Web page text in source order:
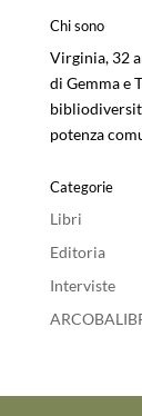
Chi sono
Virginia, 32
di Gemma e
potenza
Categorie
Libri
Editoria
Interviste